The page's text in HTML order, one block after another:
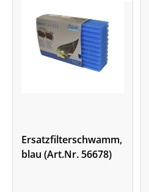
Ersatzfilterschwamm,
blau (Art.Nr. 56678)